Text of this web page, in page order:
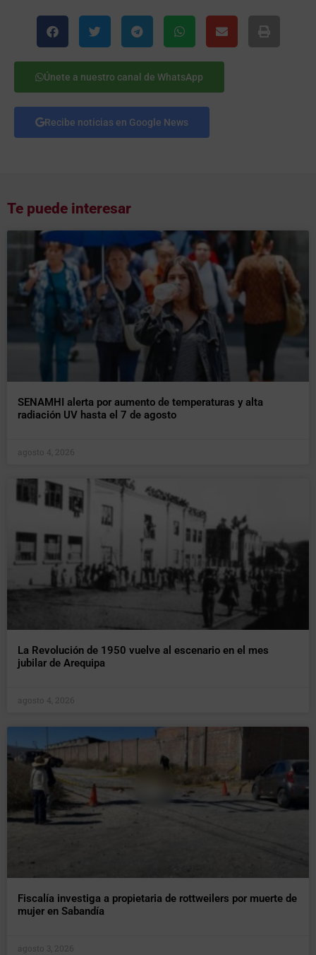
Únete a nuestro canal de WhatsApp
Recibe noticias en Google News
Te puede interesar
SENAMHI alerta por aumento de temperaturas y alta
radiación UV hasta el 7 de agosto
agosto 4, 2026
La Revolución de 1950 vuelve al escenario en el mes
jubilar de Arequipa
agosto 4, 2026
Fiscalía investiga a propietaria de rottweilers por muerte de
mujer en Sabandía
agosto 3, 2026